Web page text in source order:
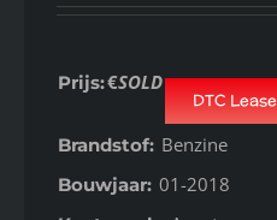
Prijs:€SOLD
DTC Lease
Brandstof: Benzine
Bouwjaar: 01-2018